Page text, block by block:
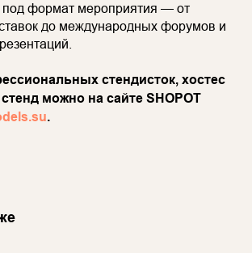
под формат мероприятия — от
до международных форумов и
стендисток, хостес
можно на сайте SHOPOT
.